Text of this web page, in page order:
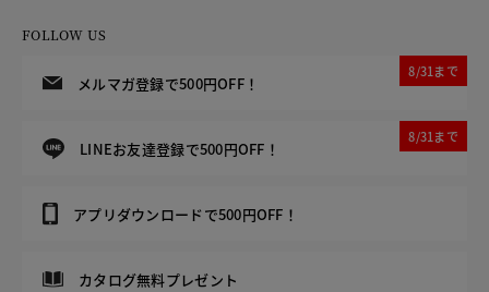
FOLLOW US
メルマガ登録で500円OFF！
8/31まで
LINEお友達登録で500円OFF！
8/31まで
アプリダウンロードで500円OFF！
カタログ無料プレゼント